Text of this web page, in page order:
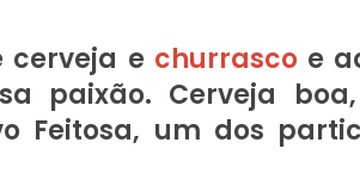
cerveja e churrasco e
paixão. Cerveja boa,
Feitosa, um dos